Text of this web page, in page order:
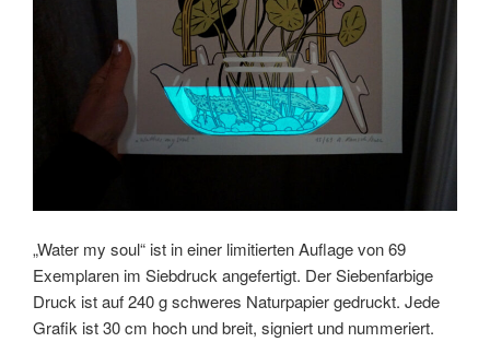
„Water my soul“ ist in einer limitierten Auflage von 69
Exemplaren im Siebdruck angefertigt. Der Siebenfarbige
Druck ist auf 240 g schweres Naturpapier gedruckt. Jede
Grafik ist 30 cm hoch und breit, signiert und nummeriert.